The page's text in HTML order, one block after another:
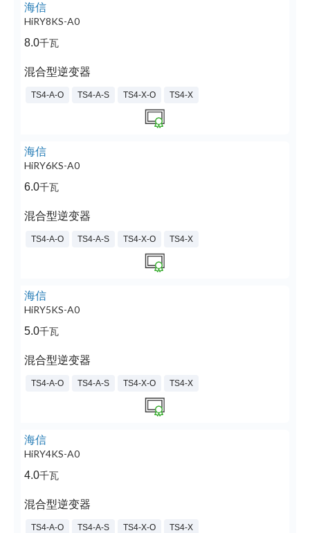
海信
HiRY8KS-A0
8.0千瓦
混合型逆变器
TS4-A-O TS4-A-S TS4-X-O TS4-X
海信
HiRY6KS-A0
6.0千瓦
混合型逆变器
TS4-A-O TS4-A-S TS4-X-O TS4-X
海信
HiRY5KS-A0
5.0千瓦
混合型逆变器
TS4-A-O TS4-A-S TS4-X-O TS4-X
海信
HiRY4KS-A0
4.0千瓦
混合型逆变器
TS4-A-O TS4-A-S TS4-X-O TS4-X